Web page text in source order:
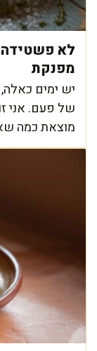
לא פשטידה
מפנקת
יש ימים
של פעם. אני
מוצאת כמה